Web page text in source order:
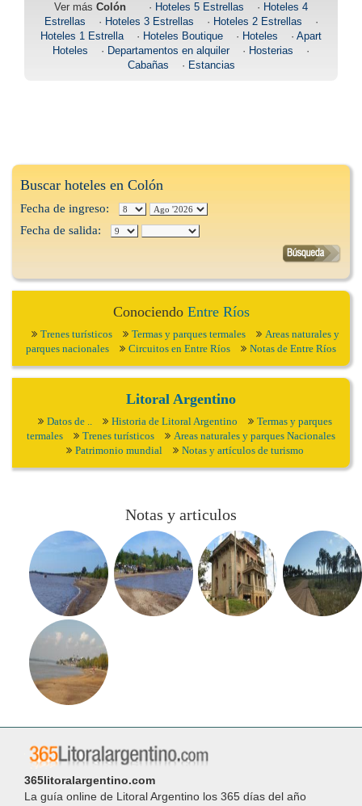
Ver más Colón · Hoteles 5 Estrellas · Hoteles 4
Estrellas · Hoteles 3 Estrellas · Hoteles 2 Estrellas ·
Hoteles 1 Estrella· Hoteles Boutique · Hoteles · Apart
Hoteles · Departamentos en alquiler· Hosterias ·
Cabañas · Estancias
Buscar hoteles en Colón
Fecha de ingreso:
Fecha de salida:
Conociendo Entre Ríos
Trenes turísticos Termas y parques termales
Areas naturales y
parques nacionales
Circuitos en Entre Ríos Notas de Entre Ríos
Litoral Argentino
Datos de .. Historia de Litoral Argentino
Termas y parques
termales
Trenes turísticos
Areas naturales y parques Nacionales
Patrimonio mundial
Notas y artículos de turismo
Notas y articulos
365litoralargentino.com
La guía online de Litoral Argentino los 365 días del año